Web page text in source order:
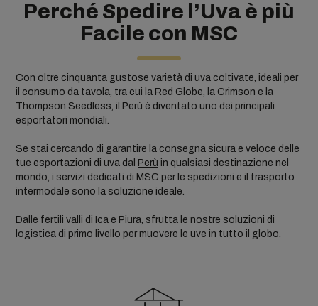
Perché Spedire l’Uva è più
Facile con MSC
Con oltre cinquanta gustose varietà di uva coltivate, ideali per
il consumo da tavola, tra cui la Red Globe, la Crimson e la
Thompson Seedless, il Perù è diventato uno dei principali
esportatori mondiali.
Se stai cercando di garantire la consegna sicura e veloce delle
tue esportazioni di uva dal Perù in qualsiasi destinazione nel
mondo, i servizi dedicati di MSC per le spedizioni e il trasporto
intermodale sono la soluzione ideale.
Dalle fertili valli di Ica e Piura, sfrutta le nostre soluzioni di
logistica di primo livello per muovere le uve in tutto il globo.